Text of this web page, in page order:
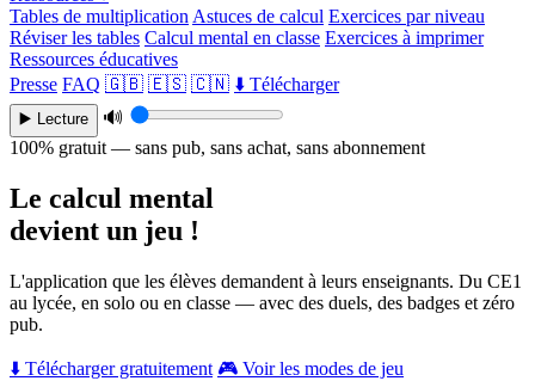
Tables de multiplication Astuces de calcul Exercices par niveau
Réviser les tables Calcul mental en classe Exercices à imprimer
Ressources éducatives
Presse FAQ 🇬🇧 🇪🇸 🇨🇳 ⬇️ Télécharger
▶️ Lecture
🔊
100% gratuit — sans pub, sans achat, sans abonnement
Le calcul mental
devient un jeu !
L'application que les élèves demandent à leurs enseignants. Du CE1
au lycée, en solo ou en classe — avec des duels, des badges et zéro
pub.
⬇️ Télécharger gratuitement 🎮 Voir les modes de jeu